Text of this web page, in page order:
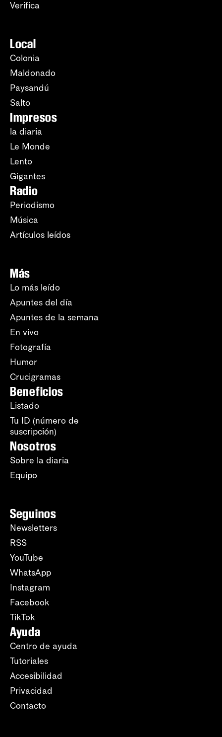
Verifica
Local
Colonia
Maldonado
Paysandú
Salto
Impresos
la diaria
Le Monde
Lento
Gigantes
Radio
Periodismo
Música
Artículos leídos
Más
Lo más leído
Apuntes del día
Apuntes de la semana
En vivo
Fotografía
Humor
Crucigramas
Beneficios
Listado
Tu ID (número de
suscripción)
Nosotros
Sobre la diaria
Equipo
Seguinos
Newsletters
RSS
YouTube
WhatsApp
Instagram
Facebook
TikTok
Ayuda
Centro de ayuda
Tutoriales
Accesibilidad
Privacidad
Contacto